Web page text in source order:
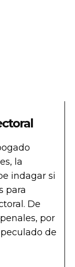
la
indagar si
para
De
por
de